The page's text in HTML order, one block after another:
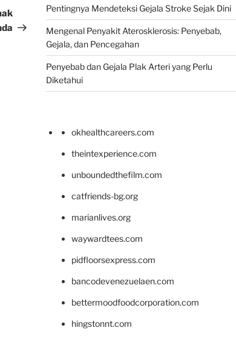
Post
Pentingnya Mendeteksi Gejala Stroke Sejak Dini
Mengenal Penyakit Aterosklerosis: Penyebab,
Gejala, dan Pencegahan
Penyebab dan Gejala Plak Arteri yang Perlu
Diketahui
okhealthcareers.com
theintexperience.com
unboundedthefilm.com
catfriends-bg.org
marianlives.org
waywardtees.com
pidfloorsexpress.com
bancodevenezuelaen.com
bettermoodfoodcorporation.com
hingstonnt.com